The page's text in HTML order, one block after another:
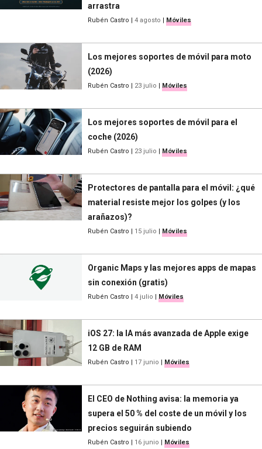
arrastra
Rubén Castro | 4 agosto | Móviles
Los mejores soportes de móvil para moto
(2026)
Rubén Castro | 23 julio | Móviles
Los mejores soportes de móvil para el
coche (2026)
Rubén Castro | 23 julio | Móviles
Protectores de pantalla para el móvil: ¿qué
material resiste mejor los golpes (y los
arañazos)?
Rubén Castro | 15 julio | Móviles
Organic Maps y las mejores apps de mapas
sin conexión (gratis)
Rubén Castro | 4 julio | Móviles
iOS 27: la IA más avanzada de Apple exige
12 GB de RAM
Rubén Castro | 17 junio | Móviles
El CEO de Nothing avisa: la memoria ya
supera el 50 % del coste de un móvil y los
precios seguirán subiendo
Rubén Castro | 16 junio | Móviles